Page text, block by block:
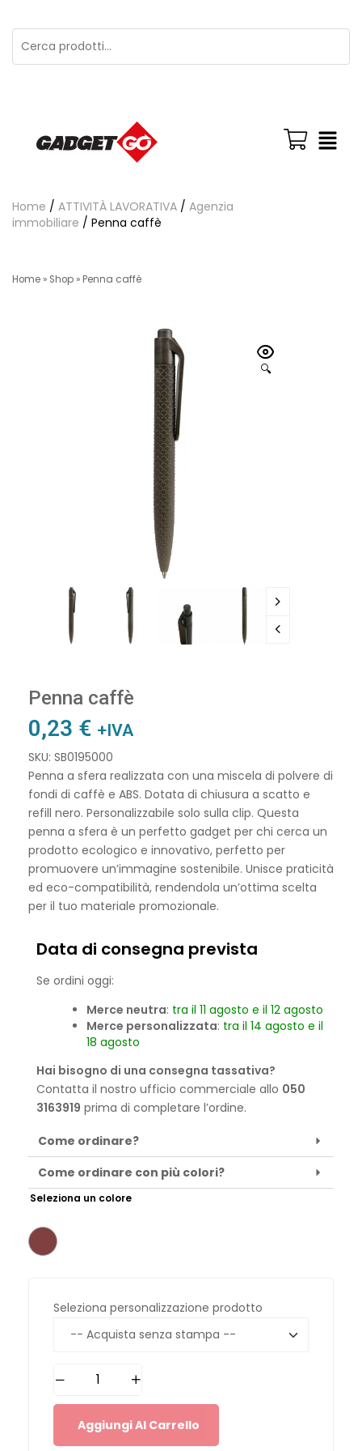
Home / ATTIVITÀ LAVORATIVA / Agenzia
immobiliare / Penna caffè
Home » Shop » Penna caffè
🔍
Penna caffè
0,23 € +IVA
SKU: SB0195000
Penna a sfera realizzata con una miscela di polvere di
fondi di caffè e ABS. Dotata di chiusura a scatto e
refill nero. Personalizzabile solo sulla clip. Questa
penna a sfera è un perfetto gadget per chi cerca un
prodotto ecologico e innovativo, perfetto per
promuovere un’immagine sostenibile. Unisce praticità
ed eco-compatibilità, rendendola un’ottima scelta
per il tuo materiale promozionale.
Data di consegna prevista
Se ordini oggi:
Merce neutra: tra il 11 agosto e il 12 agosto
Merce personalizzata: tra il 14 agosto e il
18 agosto
Hai bisogno di una consegna tassativa?
Contatta il nostro ufficio commerciale allo 050
3163919 prima di completare l’ordine.
Come ordinare?
Come ordinare con più colori?
Seleziona un colore
Seleziona personalizzazione prodotto
Aggiungi Al Carrello